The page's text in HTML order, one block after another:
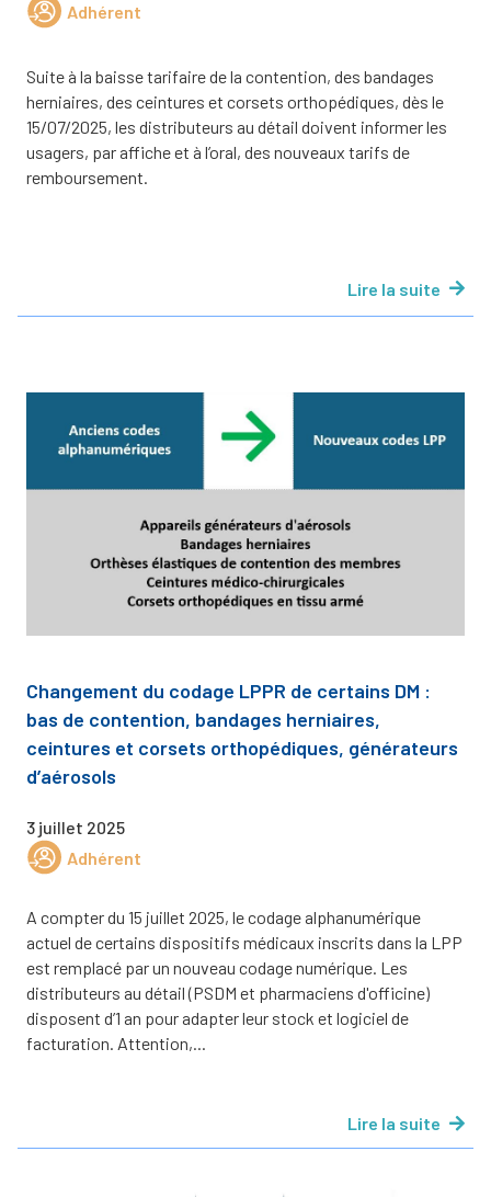
Adhérent
Suite à la baisse tarifaire de la contention, des bandages
herniaires, des ceintures et corsets orthopédiques, dès le
15/07/2025, les distributeurs au détail doivent informer les
usagers, par affiche et à l’oral, des nouveaux tarifs de
remboursement.
Lire la suite
Changement du codage LPPR de certains DM :
bas de contention, bandages herniaires,
ceintures et corsets orthopédiques, générateurs
d’aérosols
3 juillet 2025
Adhérent
A compter du 15 juillet 2025, le codage alphanumérique
actuel de certains dispositifs médicaux inscrits dans la LPP
est remplacé par un nouveau codage numérique. Les
distributeurs au détail (PSDM et pharmaciens d'officine)
disposent d’1 an pour adapter leur stock et logiciel de
facturation. Attention,...
Lire la suite